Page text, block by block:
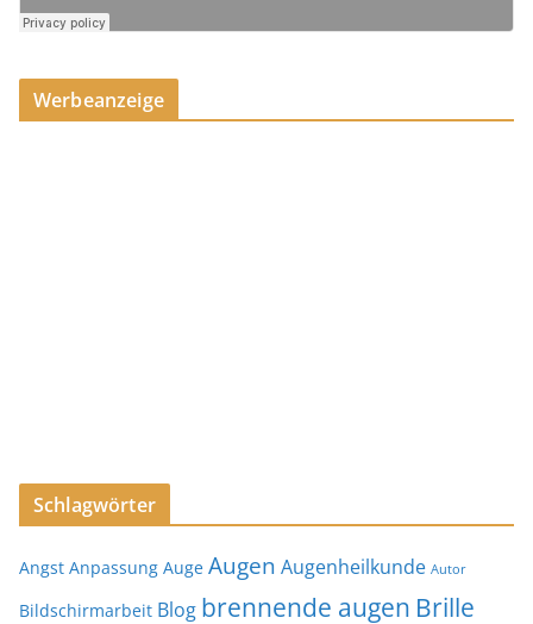
Werbeanzeige
Schlagwörter
Angst Anpassung Auge Augen Augenheilkunde Autor
Bildschirmarbeit Blog brennende augen Brille